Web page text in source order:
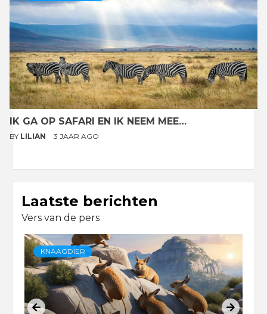
IK GA OP SAFARI EN IK NEEM MEE…
BY LILIAN 3 JAAR AGO
Laatste berichten
Vers van de pers
KNAAGDIER